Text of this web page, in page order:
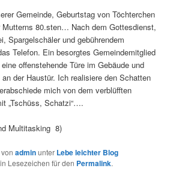
Gemeinde, Geburtstag von Töchterchen
Mutterns 80.sten… Nach dem Gottesdienst,
Spargelschäler und gebührendem
Telefon. Ein besorgtes Gemeindemitglied
offenstehende Türe im Gebäude und
der Haustür. Ich realisiere den Schatten
mich von dem verblüfften
„Tschüss, Schatzi“….
Multitasking 8)
vonadminunter Lebe leichter Blog
Lesezeichen für den Permalink.